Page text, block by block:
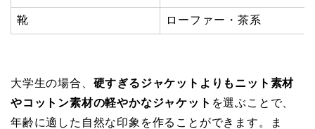
靴 ローファー・茶系
大学生の場合、 硬すぎるジャケットよりもニット素材
やコットン素材の軽やかなジャケット を選ぶことで、
年齢に適した自然な印象を作ることができます。ま